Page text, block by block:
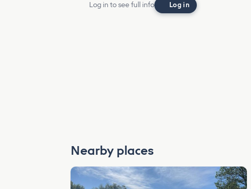
Log in to see full info Log in
Nearby places